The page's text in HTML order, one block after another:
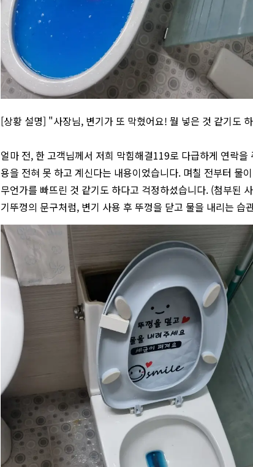
[상황 설명] "사장님, 변기가 또 막혔어요! 뭘 넣은 것 같기도
얼마 전, 한 고객님께서 저희 막힘해결119로 다급하게 연락
용을 전혀 못 하고 계신다는 내용이었습니다. 며칠 전부터 물
무언가를 빠뜨린 것 같기도 하다고 걱정하셨습니다. (첨부된
기뚜껑의 문구처럼, 변기 사용 후 뚜껑을 닫고 물을 내리는